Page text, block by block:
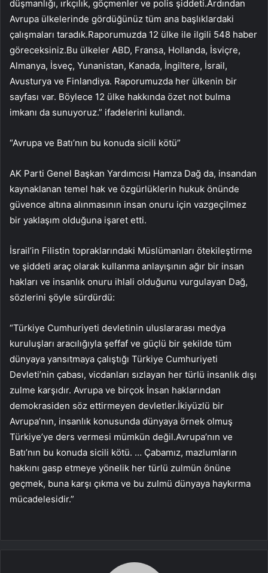
düşmanlığı, ırkçılık, göçmenler ve polis şiddeti.Ardından
Avrupa ülkelerinde gördüğünüz tüm ana başlıklardaki
çalışmaları taradık.Raporumuzda 12 ülke ile ilgili 548 haber
göreceksiniz.Bu ülkeler ABD, Fransa, Hollanda, İsviçre,
Almanya, İsveç, Yunanistan, Kanada, İngiltere, İsrail,
Avusturya ve Finlandiya. Raporumuzda her ülkenin bir
sayfası var. Böylece 12 ülke hakkında özet not bulma
imkanı da sunuyoruz.” ifadelerini kullandı.
“Avrupa ve Batı’nın bu konuda sicili kötü”
AK Parti Genel Başkan Yardımcısı Hamza Dağ da, insandan
kaynaklanan temel hak ve özgürlüklerin hukuk önünde
güvence altına alınmasının insan onuru için vazgeçilmez
bir yaklaşım olduğuna işaret etti.
İsrail’in Filistin topraklarındaki Müslümanları ötekileştirme
ve şiddeti araç olarak kullanma anlayışının ağır bir insan
hakları ve insanlık onuru ihlali olduğunu vurgulayan Dağ,
sözlerini şöyle sürdürdü:
“Türkiye Cumhuriyeti devletinin uluslararası medya
kuruluşları aracılığıyla şeffaf ve güçlü bir şekilde tüm
dünyaya yansıtmaya çalıştığı Türkiye Cumhuriyeti
Devleti’nin çabası, vicdanları sızlayan her türlü insanlık dışı
zulme karşıdır. Avrupa ve birçok İnsan haklarından
demokrasiden söz ettirmeyen devletler.İkiyüzlü bir
Avrupa’nın, insanlık konusunda dünyaya örnek olmuş
Türkiye’ye ders vermesi mümkün değil.Avrupa’nın ve
Batı’nın bu konuda sicili kötü. … Çabamız, mazlumların
hakkını gasp etmeye yönelik her türlü zulmün önüne
geçmek, buna karşı çıkma ve bu zulmü dünyaya haykırma
mücadelesidir.”